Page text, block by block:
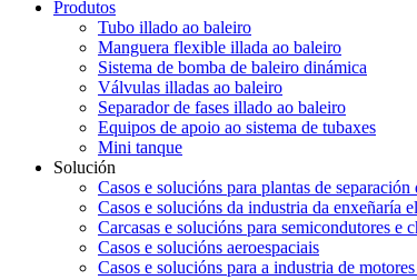
Produtos
Tubo illado ao baleiro
Manguera flexible illada ao baleiro
Sistema de bomba de baleiro dinámica
Válvulas illadas ao baleiro
Separador de fases illado ao baleiro
Equipos de apoio ao sistema de tubaxes
Mini tanque
Solución
Casos e solucións para plantas de separación
Casos e solucións da industria da enxeñaría
Carcasas e solucións para semicondutores e
Casos e solucións aeroespaciais
Casos e solucións para a industria de